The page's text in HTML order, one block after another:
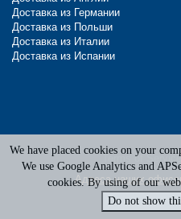
Доставка из Германии
Доставка из Польши
Доставка из Италии
Доставка из Испании
Terms of Service
Адреса наших
We have placed cookies on your
We use Google Analytics and
cookies. By using of our
Do not show